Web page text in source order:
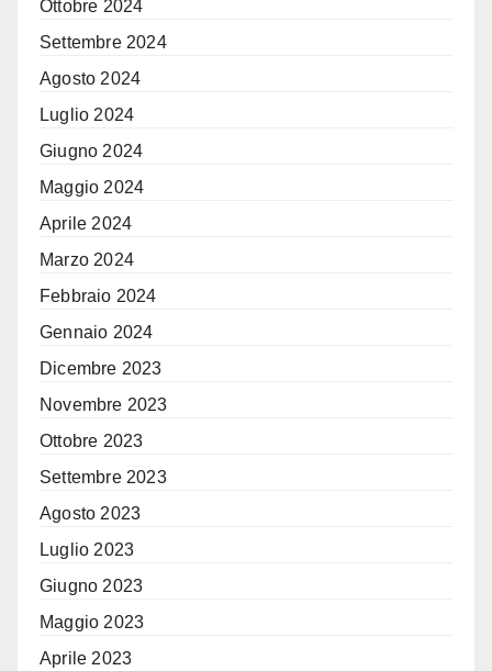
Ottobre 2024
Settembre 2024
Agosto 2024
Luglio 2024
Giugno 2024
Maggio 2024
Aprile 2024
Marzo 2024
Febbraio 2024
Gennaio 2024
Dicembre 2023
Novembre 2023
Ottobre 2023
Settembre 2023
Agosto 2023
Luglio 2023
Giugno 2023
Maggio 2023
Aprile 2023